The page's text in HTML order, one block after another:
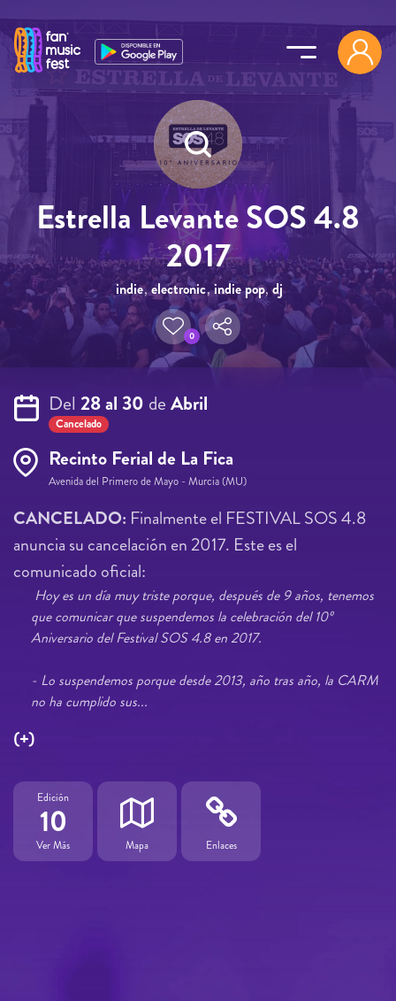
Estrella Levante SOS 4.8
2017
indie,electronic,indie pop,dj
0
Del 28 al 30 deAbril
Cancelado
Recinto Ferial de La Fica
Avenida del Primero de Mayo - Murcia (MU)
CANCELADO: Finalmente el FESTIVAL SOS 4.8
anuncia su cancelación en 2017. Este es el
comunicado oficial:
Hoy es un día muy triste porque, después de 9 años, tenemos
que comunicar que suspendemos la celebración del 10º
Aniversario del Festival SOS 4.8 en 2017.
- Lo suspendemos porque desde 2013, año tras año, la CARM
no ha cumplido sus...
(+)
Edición
10
Ver Más Mapa Enlaces